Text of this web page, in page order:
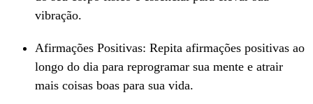
vibração.
Afirmações Positivas: Repita afirmações positivas ao
longo do dia para reprogramar sua mente e atrair
mais coisas boas para sua vida.